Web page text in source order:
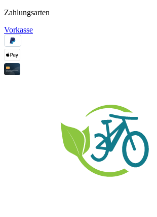
Zahlungsarten
Vorkasse